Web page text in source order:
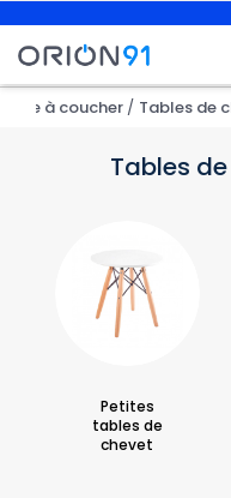
à coucher Tables de
Tables
Petites
tables de
chevet